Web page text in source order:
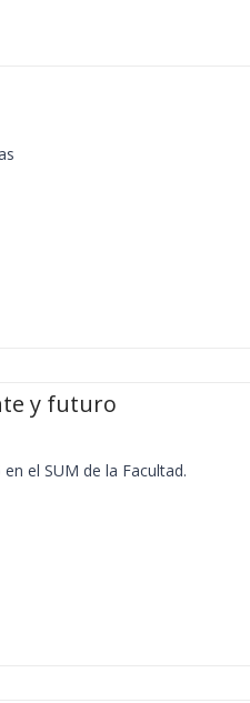
y futuro
el SUM de la Facultad.